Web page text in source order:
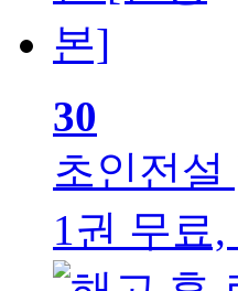
30
초인전
1권 무료,